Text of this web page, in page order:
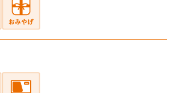
ド裏面には、カード契約者
が必要です。